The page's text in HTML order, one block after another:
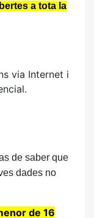
a tota la
via Internet i
de saber que
dades no
de 16